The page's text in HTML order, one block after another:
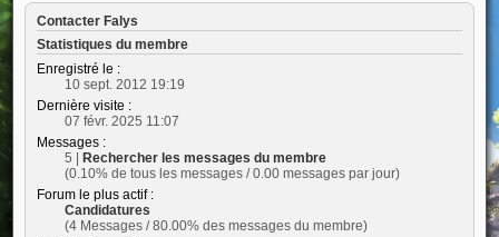
Contacter Falys
Statistiques du membre
Enregistré le :
10 sept. 2012 19:19
Dernière visite :
07 févr. 2025 11:07
Messages :
5 | Rechercher les messages du membre
(0.10% de tous les messages / 0.00 messages par jour)
Forum le plus actif :
Candidatures
(4 Messages / 80.00% des messages du membre)